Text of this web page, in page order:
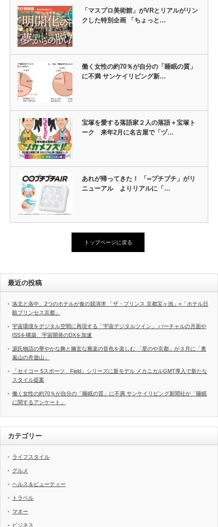
「マスプロ美術館」がVRとリアルがリン
クした特別企画 「ちょっと…
働く女性の約70％が自分の「睡眠の質」
に不満 サンケイリビング新…
宝塚を愛する落語家２人の落語＋宝塚ト
ーク 来年2月に名古屋で「ヅ…
あれが帰ってきた！ 「∞プチプチ」がリ
ニューアル よりリアルに「…
トップページに戻る
最近の投稿
洛北と洛中、2つのホテルが食の競演求 「ザ・プリンス 京都宝ヶ池」×「ホテル日
航プリンセス京都」
宇宙環境をデジタル空間に再現する「宇宙デジタルツイン」 バーチャルの月面や
ISSを構築、宇宙開発のDXを加速
源氏物語の華やかな舞と幽玄な雅楽の音色を楽しむ 「星のや京都」が３月に「奥
嵐山の舟遊山」
「セイコー 5スポーツ Field」シリーズに新モデル メカニカルGMT導入で新たな
スタイル提案
働く女性の約70％が自分の「睡眠の質」に不満 サンケイリビング新聞社が「睡眠
に関するアンケート」
カテゴリー
ライフスタイル
グルメ
ヘルス＆ビューティー
トラベル
マネー
ビジネス